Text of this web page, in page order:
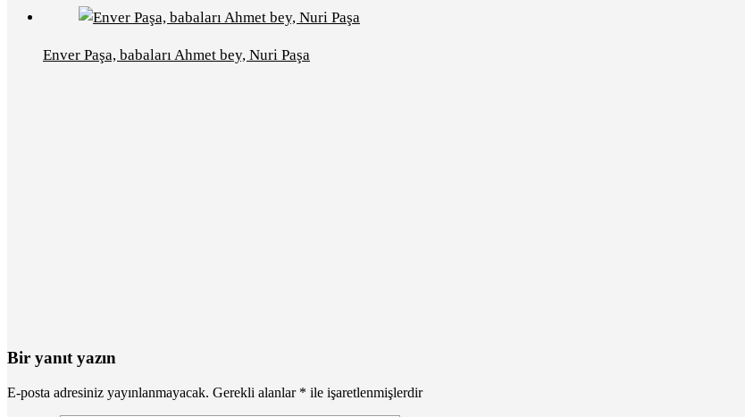
Enver Paşa, babaları Ahmet bey, Nuri Paşa
Bir yanıt yazın
E-posta adresiniz yayınlanmayacak. Gerekli alanlar * ile işaretlenmişlerdir